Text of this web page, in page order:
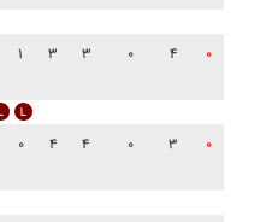
۱ ۳ ۳ ۰ ۴ ۰
۰ ۴ ۴ ۰ ۳ ۰